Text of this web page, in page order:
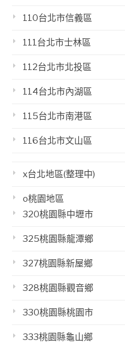
110台北市信義區
111台北市士林區
112台北市北投區
114台北市內湖區
115台北市南港區
116台北市文山區
x台北地區(整理中)
o桃園地區
320桃園縣中壢市
325桃園縣龍潭鄉
327桃園縣新屋鄉
328桃園縣觀音鄉
330桃園縣桃園市
333桃園縣龜山鄉